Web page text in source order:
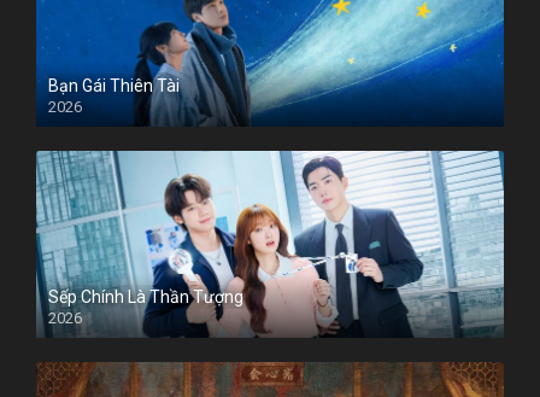
Bạn Gái Thiên Tài
2026
Sếp Chính Là Thần Tượng
2026